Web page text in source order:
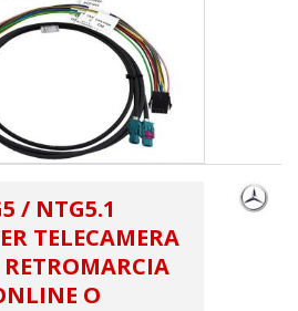
/ NTG5.1
TELECAMERA
O